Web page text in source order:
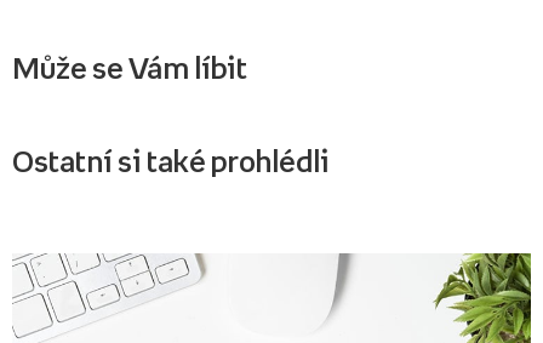
Může se Vám líbit
Ostatní si také prohlédli